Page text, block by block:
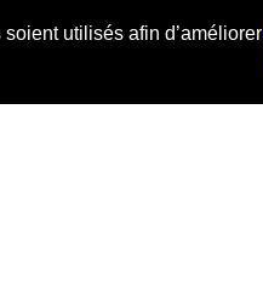
utilisés afin d’améliorer